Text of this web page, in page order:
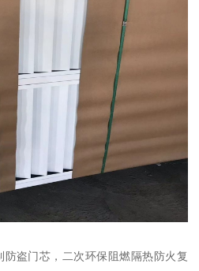
盗门芯，二次环保阻燃隔热防火复